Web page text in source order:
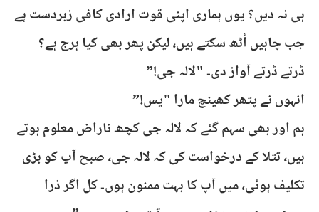
ہی نہ دیں؟ یوں ہماری اپنی قوت ارادی کافی زبردست ہے
جب چاہیں اُٹھ سکتے ہیں، لیکن پھر بھی کیا ہرج ہے؟
ڈرتے ڈرتے آواز دی۔ "لالہ جی!”
انہوں نے پتھر کھینچ مارا "یس!”
ہم اور بھی سہم گئے کہ لالہ جی کچھ ناراض معلوم ہوتے
ہیں، تتلا کے درخواست کی کہ لالہ جی، صبح آپ کو بڑی
تکلیف ہوئی، میں آپ کا بہت ممنون ہوں۔ کل اگر ذرا